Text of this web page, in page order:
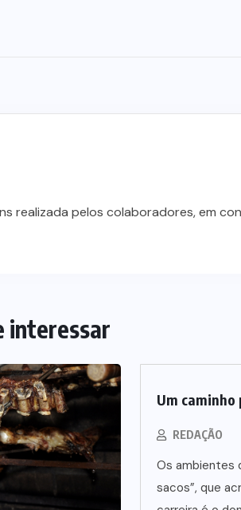
realizada pelos colaboradores, em
interessar
Um caminho
REDAÇÃO
Os ambientes
sacos”, que